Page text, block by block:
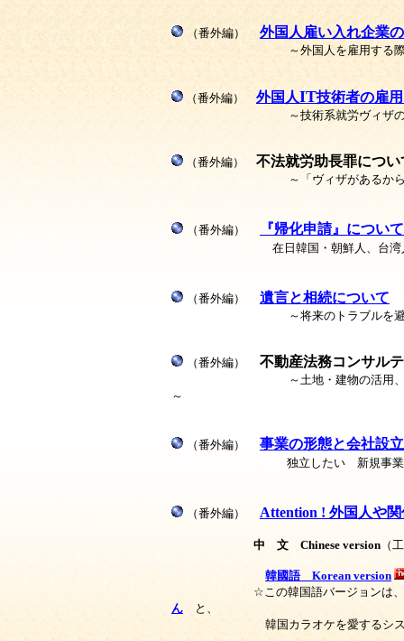
（番外編） 外国人雇い入れ企業
～外国人を雇用する際の注意点
（番外編） 外国人IT技術者の雇
～技術系就労ヴィザのポ
（番外編） 不法就労助長罪につい
～「ヴィザがあるから…」とい
（番外編） 『帰化申請』につい
在日韓国・朝鮮人、台
（番外編） 遺言と相続について
～将来のトラブルを避けるため
（番外編） 不動産法務コンサル
～土地・建物の活用、相続等に
～
（番外編） 事業の形態と会社設
独立したい 新規事業
（番外編） Attention ! 外国人や
中 文 Chinese version （
韓國語 Korean version
☆この韓国語バージョンは、
ん と、
韓国カラオケを愛するシステム・